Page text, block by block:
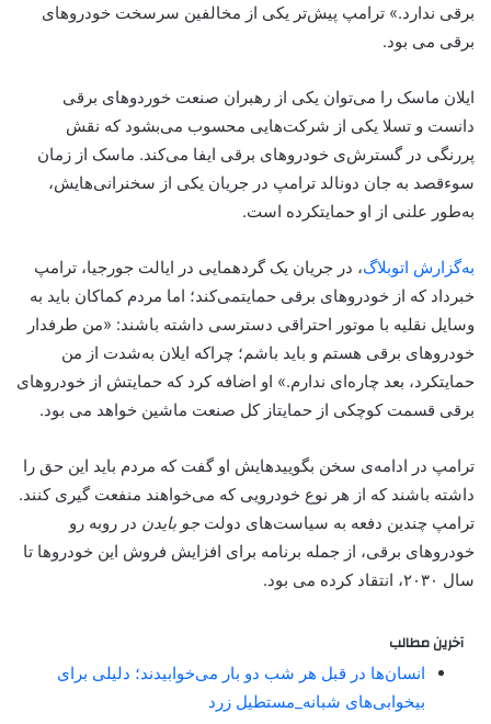
برقی ندارد.» ترامپ پیش‌تر یکی از مخالفین سرسخت خودروهای
برقی می بود.
ایلان ماسک را می‌توان یکی از رهبران صنعت خوردوهای برقی
دانست و تسلا یکی از شرکت‌هایی محسوب می‌بشود که نقش
پررنگی در گسترش‌ی خودروهای برقی ایفا می‌کند. ماسک از زمان
سوءقصد به جان دونالد ترامپ در جریان یکی از سخنرانی‌هایش،
به‌طور علنی از او حمایتکرده است.
به‌گزارش اتوبلاگ، در جریان یک گردهمایی در ایالت جورجیا، ترامپ
خبرداد که از خودروهای برقی حمایتمی‌کند؛ اما مردم کماکان باید به
وسایل نقلیه‌ با موتور احتراقی دسترسی داشته باشند: «من طرفدار
خودروهای برقی هستم و باید باشم؛ چراکه ایلان به‌شدت از من
حمایتکرد، بعد چاره‌ای ندارم.» او اضافه کرد که حمایتش از خودروهای
برقی قسمت کوچکی از حمایتاز کل صنعت ماشین خواهد می بود.
ترامپ در ادامه‌ی سخن بگویید‌هایش او گفت که مردم باید این حق را
داشته باشند که از هر نوع خودرویی که می‌خواهند منفعت گیری کنند.
ترامپ چندین دفعه به سیاست‌های دولتجو بایدن در روبه رو
خودروهای برقی، از جمله برنامه برای افزایش فروش این خودروها تا
سال ۲۰۳۰، انتقاد کرده می بود.
آخرین مطالب
انسان‌ها در قبل هر شب دو بار می‌خوابیدند؛ دلیلی برای
بیخوابی‌های شبانه_مستطیل زرد